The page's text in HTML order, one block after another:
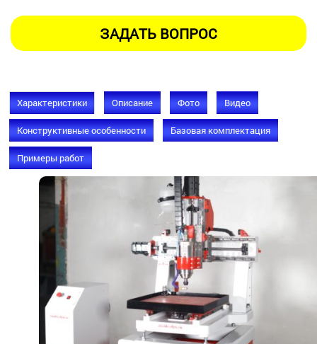
Характеристики Описание Фото Видео
Конструктивные особенности Базовая комплектация
Примеры работ